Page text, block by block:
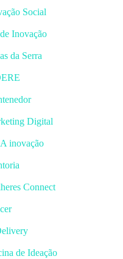
Social
Inovação
da Serra
Digital
inovação
Connect
de Ideação